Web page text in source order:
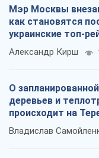
Мэр Москвы
как становятся
украинские топ-
Александр Кирш
О
деревьев и
происходит на
Владислав